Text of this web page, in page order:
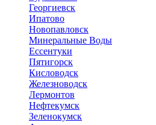
Георгиевск
Ипатово
Новопавловск
Минеральные Воды
Ессентуки
Пятигорск
Кисловодск
Железноводск
Лермонтов
Нефтекумск
Зеленокумск